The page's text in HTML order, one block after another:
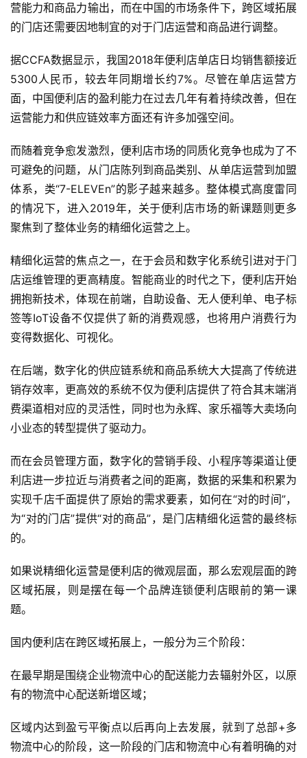
营能力和商品力输出，而在中国的市场条件下，跨区域拓展
的门店还需要因地制宜的对于门店运营和商品进行调整。
据CCFA数据显示，我国2018年便利店单店日均销售额接近
5300人民币，较去年同期增长约7%。尽管在单店运营方
面，中国便利店的盈利能力在过去几年有着持续改善，但在
运营能力和供应链效率方面还有许多加强空间。
而随着竞争愈发激烈，便利店市场的同质化竞争也成为了不
可避免的问题，从门店陈列到商品类别、从单店运营到加盟
体系，类“7-ELEVEn”的影子越来越多。整体模式高度雷同
的情况下，进入2019年，关于便利店市场的新课题则更多
聚焦到了整体业务的精细化运营之上。
精细化运营的焦点之一，在于会员和数字化系统引进对于门
店运维管理的更高精度。智能商业的时代之下，便利店开始
拥抱新技术，体现在前端，自助设备、无人便利单、电子标
签等IoT设备不仅提供了新的消费观感，也将用户消费行为
变得数据化、可视化。
在后端，数字化的供应链系统和商品系统大大提高了传统进
销存效率，更高效的系统不仅为便利店提供了符合其末端消
费渠道相对应的灵活性，同时也为永辉、家乐福等大卖场向
小业态的转型提供了驱动力。
而在会员管理方面，数字化的营销手段、小程序等渠道让便
利店进一步拉近与消费者之间的距离，数据的采集和积累为
实现千店千面提供了原始的需求要素，如何在“对的时间”，
为“对的门店”提供“对的商品”，是门店精细化运营的最终标
的。
如果说精细化运营是便利店的微观层面，那么宏观层面的跨
区域拓展，则是摆在每一个品牌连锁便利店眼前的第一课
题。
国内便利店在跨区域拓展上，一般分为三个阶段：
在最早期是围绕企业物流中心的配送能力去辐射外区，以原
有的物流中心配送新增区域；
区域内达到盈亏平衡点以后再向上去发展，就到了总部+多
物流中心的阶段，这一阶段的门店和物流中心有着明确的对